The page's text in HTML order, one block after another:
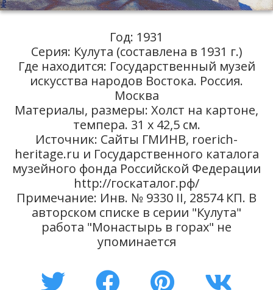
Год: 1931
Серия: Кулута (составлена в 1931 г.)
Где находится: Государственный музей
искусства народов Востока. Россия.
Москва
Материалы, размеры: Холст на картоне,
темпера. 31 х 42,5 см.
Источник: Сайты ГМИНВ, roerich-
heritage.ru и Государственного каталога
музейного фонда Российской Федерации
http://госкаталог.рф/
Примечание: Инв. № 9330 II, 28574 КП. В
авторском списке в серии "Кулута"
работа "Монастырь в горах" не
упоминается